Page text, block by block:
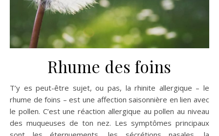
Rhume des foins
T’y es peut-être sujet, ou pas, la rhinite allergique – le
rhume de foins – est une affection saisonnière en lien avec
le pollen. C’est une réaction allergique au pollen au niveau
des muqueuses de ton nez. Les symptômes principaux